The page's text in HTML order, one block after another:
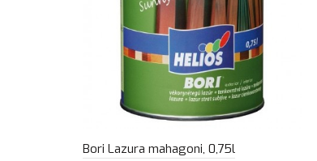
Bori Lazura mahagoni, 0,75l